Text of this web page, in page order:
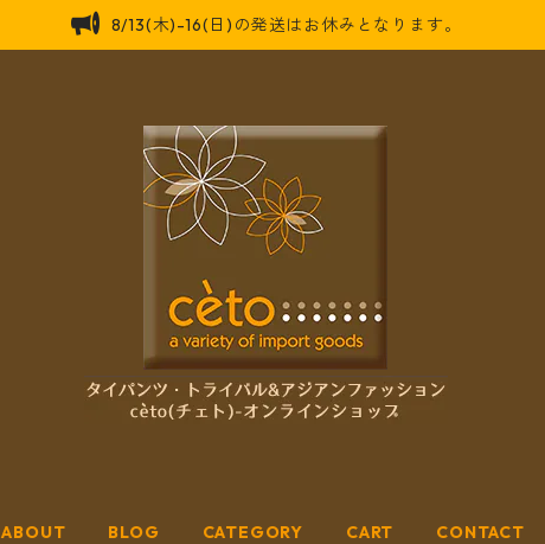
8/13(木)-16(日)の発送はお休みとなります。
ABOUT BLOG CATEGORY CART CONTACT